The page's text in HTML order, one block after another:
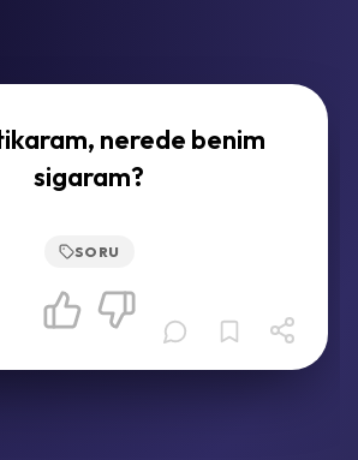
nerede benim
sigaram?
SORU